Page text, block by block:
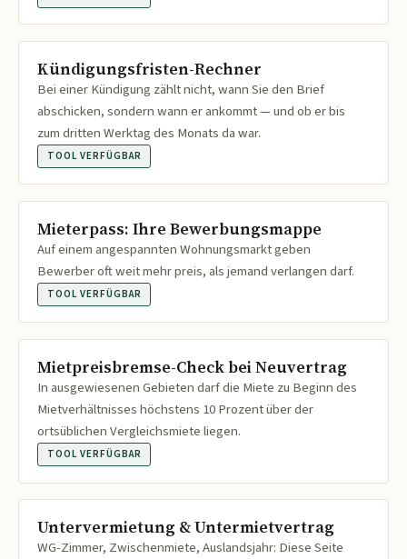
Kündigungsfristen-Rechner
Bei einer Kündigung zählt nicht, wann Sie den Brief
abschicken, sondern wann er ankommt — und ob er bis
zum dritten Werktag des Monats da war.
TOOL VERFÜGBAR
Mieterpass: Ihre Bewerbungsmappe
Auf einem angespannten Wohnungsmarkt geben
Bewerber oft weit mehr preis, als jemand verlangen darf.
TOOL VERFÜGBAR
Mietpreisbremse-Check bei Neuvertrag
In ausgewiesenen Gebieten darf die Miete zu Beginn des
Mietverhältnisses höchstens 10 Prozent über der
ortsüblichen Vergleichsmiete liegen.
TOOL VERFÜGBAR
Untervermietung & Untermietvertrag
WG-Zimmer, Zwischenmiete, Auslandsjahr: Diese Seite